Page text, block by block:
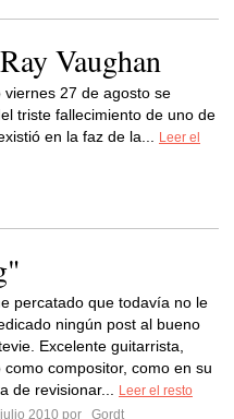
Vaughan
viernes 27 de agosto se
triste fallecimiento de uno de
en la faz de la...
Leer el
percatado que todavía no le
ningún post al bueno
Excelente guitarrista,
como compositor, como en su
de revisionar...
Leer el resto
2010 por
Gordt